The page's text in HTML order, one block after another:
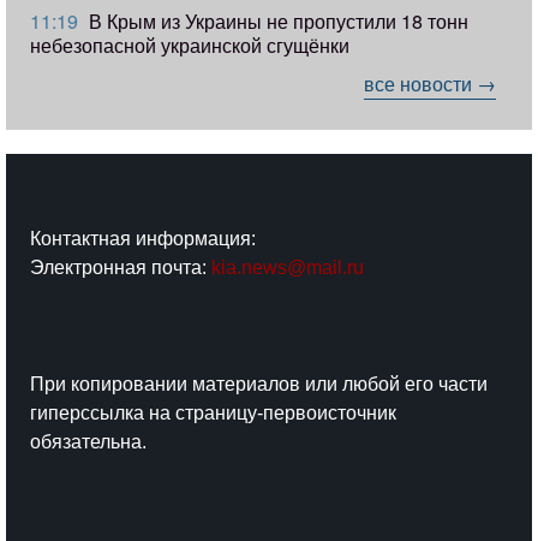
11:19 ​В Крым из Украины не пропустили 18 тонн
небезопасной украинской сгущёнки
все новости →
Контактная информация:
Электронная почта: kia.news@mail.ru
При копировании материалов или любой его части
гиперссылка на страницу-первоисточник
обязательна.